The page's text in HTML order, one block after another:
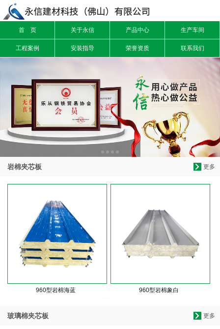
首 页 关于永信 产品中心 生产车间
工程案例 安装指导 荣誉资质 联系我们
更多
岩棉夹芯板
960型岩棉海蓝 960型岩棉象白
更多
玻璃棉夹芯板
信息搜索
搜索